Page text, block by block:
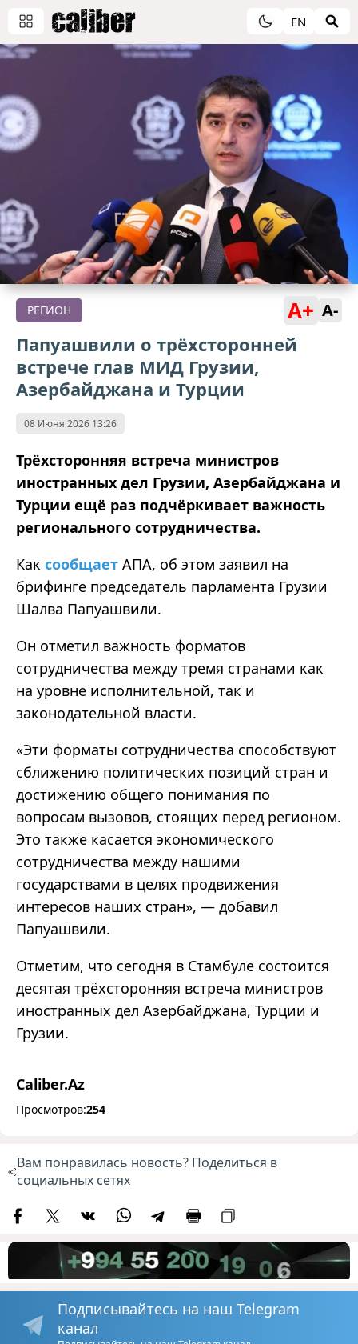
EN
РЕГИОН A+ A-
Папуашвили о трёхсторонней
встрече глав МИД Грузии,
Азербайджана и Турции
08 Июня 2026 13:26
Трёхсторонняя встреча министров
иностранных дел Грузии, Азербайджана и
Турции ещё раз подчёркивает важность
регионального сотрудничества.
Как сообщает АПА, об этом заявил на
брифинге председатель парламента Грузии
Шалва Папуашвили.
Он отметил важность форматов
сотрудничества между тремя странами как
на уровне исполнительной, так и
законодательной власти.
«Эти форматы сотрудничества способствуют
сближению политических позиций стран и
достижению общего понимания по
вопросам вызовов, стоящих перед регионом.
Это также касается экономического
сотрудничества между нашими
государствами в целях продвижения
интересов наших стран», — добавил
Папуашвили.
Отметим, что сегодня в Стамбуле состоится
десятая трёхсторонняя встреча министров
иностранных дел Азербайджана, Турции и
Грузии.
Caliber.Az
Просмотров:254
Вам понравилась новость? Поделиться в
социальных сетях
Подписывайтесь на наш Telegram
канал